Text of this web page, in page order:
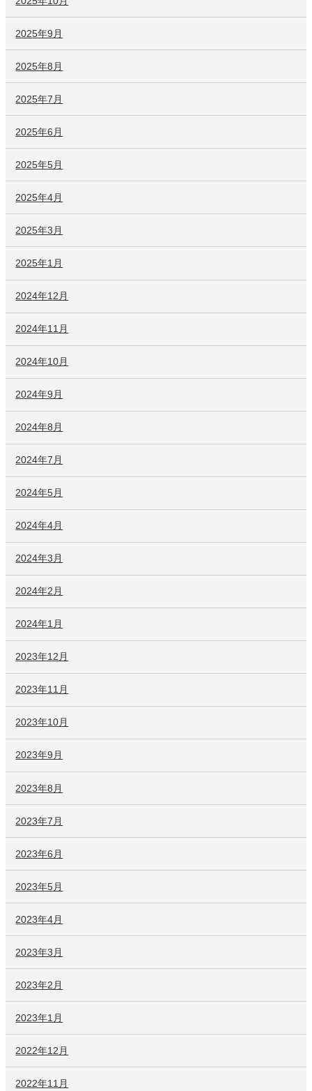
2025年9月
2025年8月
2025年7月
2025年6月
2025年5月
2025年4月
2025年3月
2025年1月
2024年12月
2024年11月
2024年10月
2024年9月
2024年8月
2024年7月
2024年5月
2024年4月
2024年3月
2024年2月
2024年1月
2023年12月
2023年11月
2023年10月
2023年9月
2023年8月
2023年7月
2023年6月
2023年5月
2023年4月
2023年3月
2023年2月
2023年1月
2022年12月
2022年11月